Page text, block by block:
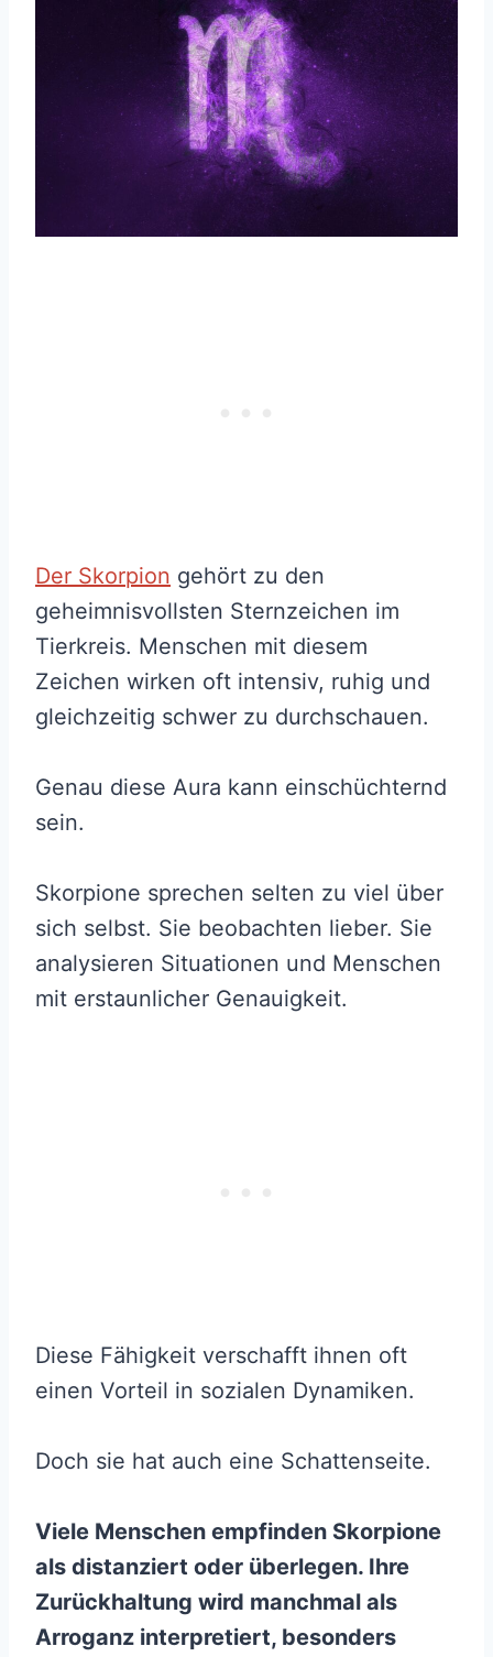
Der Skorpion gehört zu den
geheimnisvollsten Sternzeichen im
Tierkreis. Menschen mit diesem
Zeichen wirken oft intensiv, ruhig und
gleichzeitig schwer zu durchschauen.
Genau diese Aura kann einschüchternd
sein.
Skorpione sprechen selten zu viel über
sich selbst. Sie beobachten lieber. Sie
analysieren Situationen und Menschen
mit erstaunlicher Genauigkeit.
Diese Fähigkeit verschafft ihnen oft
einen Vorteil in sozialen Dynamiken.
Doch sie hat auch eine Schattenseite.
Viele Menschen empfinden Skorpione
als distanziert oder überlegen. Ihre
Zurückhaltung wird manchmal als
Arroganz interpretiert, besonders